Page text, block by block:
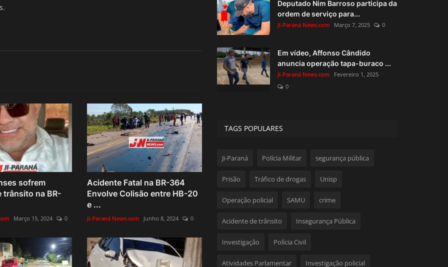
sofrem
trânsito na BR-
Março 15, 2024 0
Acidente Fatal na BR-364
Envolve Colisão entre HB-20
e ...
Ji-Paraná News.com Junho 8, 2024 0
Deputado Nim Barroso participa da
ordem de serviço para...
Ji-Paraná News.com Março 7, 2025 0
Em vídeo, Affonso Cândido
anuncia operação tapa-buraco ...
Ji-Paraná News.com
Fevereiro 1, 2025
0
TAGS POPULARES
Ji-Paraná Polícia Militar segurança pública
Prisão Tráfico de drogas Unisp
Operação policial SAMU crime
Acidente de trânsito Insegurança Pública
Investigação Polícia Civil
Atividades Parlamentar Investigação policial